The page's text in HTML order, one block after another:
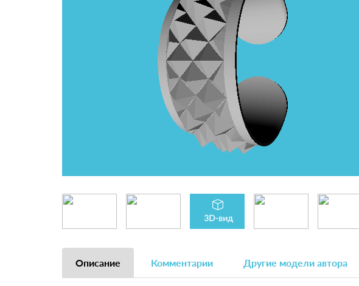
Описание Комментарии Другие модели автора